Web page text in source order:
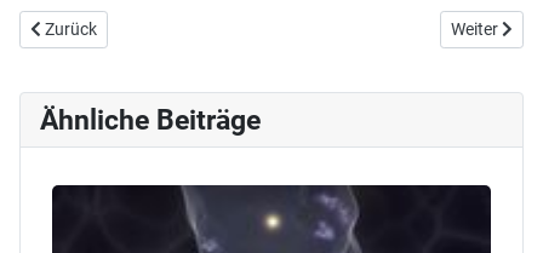
Vorheriger Beitrag: Kontakt mit ET – und dann?
Zurück Nächster
Weiter
Ähnliche Beiträge